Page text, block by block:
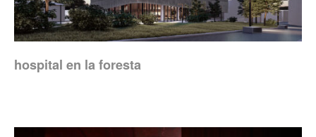
hospital en la foresta